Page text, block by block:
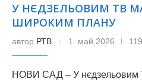
У НЄДЗЕЛЬОВИМ ТВ
ШИРОКИМ ПЛАНУ
автор РТВ 1. май 2026
НОВИ САД – У нєдзельовим